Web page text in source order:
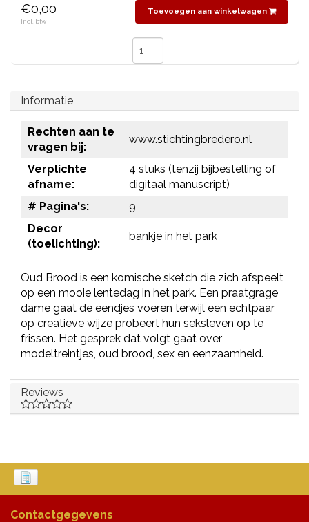
€0,00
Incl. btw
Toevoegen aan winkelwagen
Informatie
Rechten aan te
vragen bij:
www.stichtingbredero.nl
Verplichte
afname:
4 stuks (tenzij bijbestelling of
digitaal manuscript)
# Pagina's:
9
Decor
(toelichting):
bankje in het park
Oud Brood is een komische sketch die zich afspeelt
op een mooie lentedag in het park. Een praatgrage
dame gaat de eendjes voeren terwijl een echtpaar
op creatieve wijze probeert hun seksleven op te
frissen. Het gesprek dat volgt gaat over
modeltreintjes, oud brood, sex en eenzaamheid.
Reviews
Contactgegevens